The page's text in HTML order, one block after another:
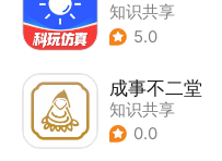
知识共享
5.0
成事不二堂
知识共享
0.0